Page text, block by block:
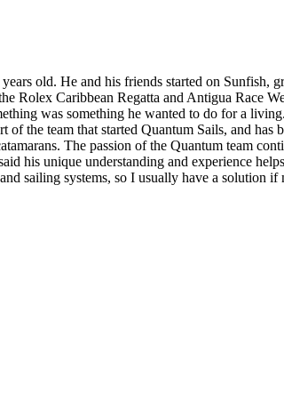
old. He and his friends started on Sunfish,
Rolex Caribbean Regatta and Antigua Race
was something he wanted to do for a
the team that started Quantum Sails, and
The passion of the Quantum team
his unique understanding and experience
sailing systems, so I usually have a solution if